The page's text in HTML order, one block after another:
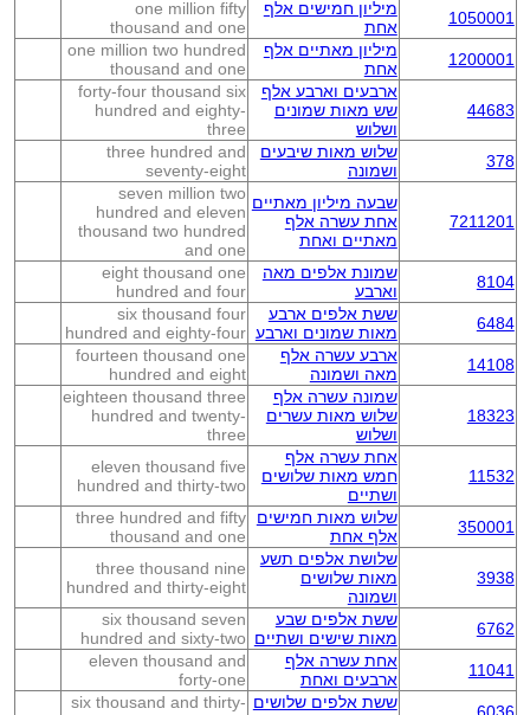
1050001
מיליון חמישים אלף
אחת
one million fifty
thousand and one
1200001
מיליון מאתיים אלף
אחת
one million two hundred
thousand and one
44683
ארבעים וארבע אלף
שש מאות שמונים
ושלוש
forty-four thousand six
hundred and eighty-
three
378
שלוש מאות שיבעים
ושמונה
three hundred and
seventy-eight
7211201
שבעה מיליון מאתיים
אחת עשרה אלף
מאתיים ואחת
seven million two
hundred and eleven
thousand two hundred
and one
8104
שמונת אלפים מאה
וארבע
eight thousand one
hundred and four
6484
ששת אלפים ארבע
מאות שמונים וארבע
six thousand four
hundred and eighty-four
14108
ארבע עשרה אלף
מאה ושמונה
fourteen thousand one
hundred and eight
18323
שמונה עשרה אלף
שלוש מאות עשרים
ושלוש
eighteen thousand three
hundred and twenty-
three
11532
אחת עשרה אלף
חמש מאות שלושים
ושתיים
eleven thousand five
hundred and thirty-two
350001
שלוש מאות חמישים
אלף אחת
three hundred and fifty
thousand and one
3938
שלושת אלפים תשע
מאות שלושים
ושמונה
three thousand nine
hundred and thirty-eight
6762
ששת אלפים שבע
מאות שישים ושתיים
six thousand seven
hundred and sixty-two
11041
אחת עשרה אלף
ארבעים ואחת
eleven thousand and
forty-one
ששת אלפים שלושים six thousand and thirty-